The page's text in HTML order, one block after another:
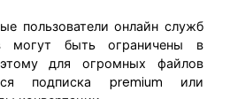
пользователи онлайн служб
могут быть ограничены в
для огромных файлов
подписка premium или